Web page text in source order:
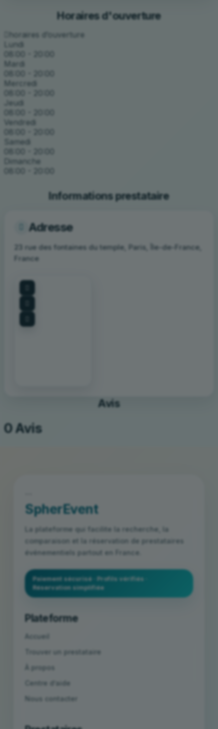
Horaires d'ouverture
horaires d’ouverture
Lundi
Mardi
Mercredi
Jeudi
Vendredi
Samedi
Dimanche
Informations prestataire
Adresse
23 rue des fontaines du temple, Paris, Île-de-France,
France
Avis
0 Avis
SpherEvent
La plateforme qui facilite la recherche, la
comparaison et la réservation de prestataires
événementiels partout en France.
Paiement sécurisé · Profils vérifiés ·
Réservation simplifiée
Plateforme
Accueil
Trouver un prestataire
À propos
Centre d’aide
Nous contacter